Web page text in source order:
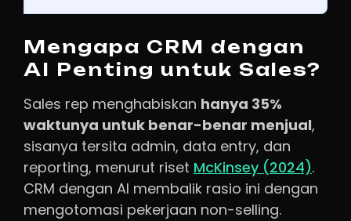
Mengapa CRM dengan
AI Penting untuk Sales?
Sales rep menghabiskan hanya 35%
waktunya untuk benar-benar menjual,
sisanya tersita admin, data entry, dan
reporting, menurut riset McKinsey (2024).
CRM dengan AI membalik rasio ini dengan
mengotomasi pekerjaan non-selling.